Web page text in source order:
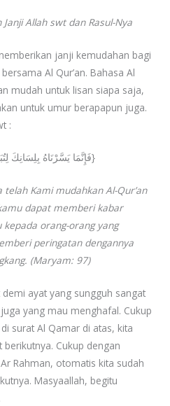
Allah swt dan Rasul-Nya
janji kemudahan bagi
Al Qur’an. Bahasa Al
mudah untuk lisan siapa saja,
untuk umur berapapun juga.
:
{فَإِنَّمَا يَسَّرْنَاهُ بِلِسَانِكَ لِتُبَشِّرَ بِهِ الْمُتَّقِينَ وَتُنْذِرَ بِهِ قَوْمًا لُدًّا}
Kami mudahkan Al-Qur’an
dapat memberi kabar
kepada orang-orang yang
peringatan dengannya
(Maryam: 97)
ayat yang sungguh sangat
yang mau menghafal. Cukup
surat Al Qamar di atas, kita
Cukup dengan
Rahman, otomatis kita sudah
Masyaallah, begitu